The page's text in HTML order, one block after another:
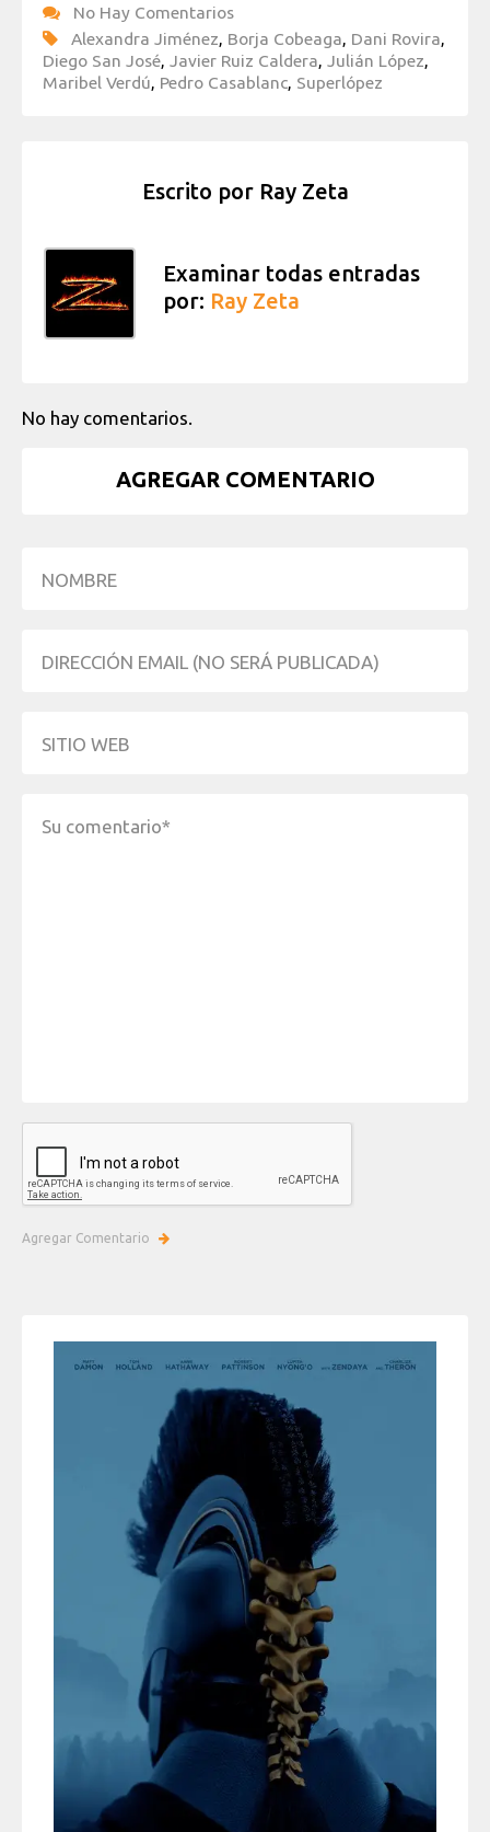
No Hay Comentarios
Alexandra Jiménez Borja Cobeaga Dani Rovira
Diego San José
Javier Ruiz Caldera Julián López
Maribel Verdú Pedro Casablanc Superlópez
Escrito por Ray Zeta
Examinar todas entradas
por: Ray Zeta
No hay comentarios.
AGREGAR COMENTARIO